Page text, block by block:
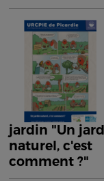
jardin "Un
naturel, c'est
comment ?"